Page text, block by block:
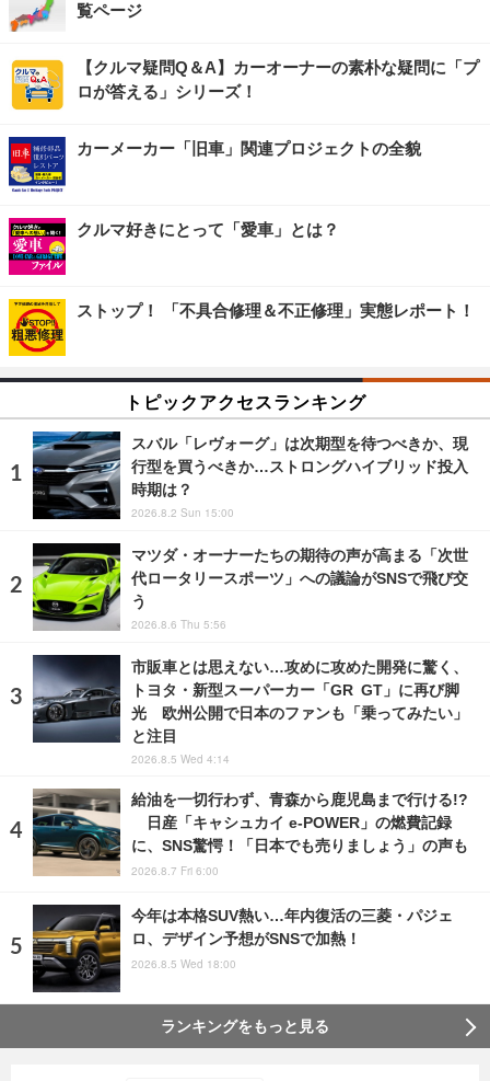
覧ページ
【クルマ疑問Q＆A】カーオーナーの素朴な疑問に「プ
ロが答える」シリーズ！
カーメーカー「旧車」関連プロジェクトの全貌
クルマ好きにとって「愛車」とは？
ストップ！ 「不具合修理＆不正修理」実態レポート！
トピックアクセスランキング
スバル「レヴォーグ」は次期型を待つべきか、現
行型を買うべきか…ストロングハイブリッド投入
時期は？
2026.8.2 Sun 15:00
マツダ・オーナーたちの期待の声が高まる「次世
代ロータリースポーツ」への議論がSNSで飛び交
う
2026.8.6 Thu 5:56
市販車とは思えない…攻めに攻めた開発に驚く、
トヨタ・新型スーパーカー「GR GT」に再び脚
光 欧州公開で日本のファンも「乗ってみたい」
と注目
2026.8.5 Wed 4:14
給油を一切行わず、青森から鹿児島まで行ける!?
日産「キャシュカイ e-POWER」の燃費記録
に、SNS驚愕！「日本でも売りましょう」の声も
2026.8.7 Fri 6:00
今年は本格SUV熱い…年内復活の三菱・パジェ
ロ、デザイン予想がSNSで加熱！
2026.8.5 Wed 18:00
ランキングをもっと見る